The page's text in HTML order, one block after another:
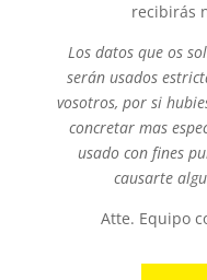
recibirás
Los datos que os
serán usados
vosotros, por si
concretar mas
usado con fines
causarte
Atte. Equipo